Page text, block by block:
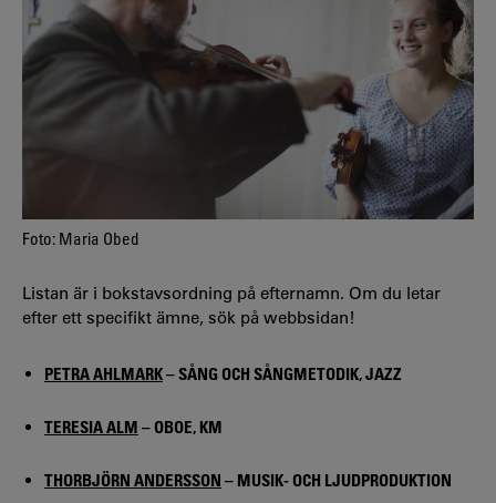
Foto: Maria Obed
Listan är i bokstavsordning på efternamn. Om du letar
efter ett specifikt ämne, sök på webbsidan!
PETRA AHLMARK– SÅNG OCH SÅNGMETODIK, JAZZ
TERESIA ALM – OBOE, KM
THORBJÖRN ANDERSSON – MUSIK- OCH LJUDPRODUKTION